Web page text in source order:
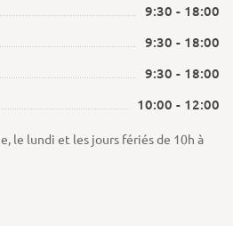
9:30 - 18:00
9:30 - 18:00
9:30 - 18:00
10:00 - 12:00
le lundi et les jours fériés de 10h à